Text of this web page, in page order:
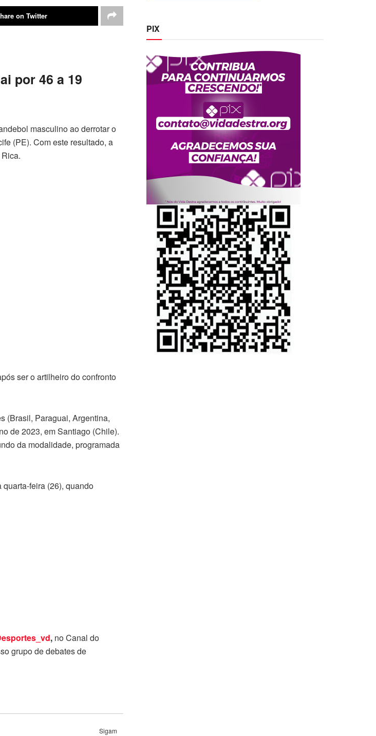
on Twitter
por 46 a 19
masculino ao derrotar o
(PE). Com este resultado, a
ser o artilheiro do confronto
(Brasil, Paraguai, Argentina,
de 2023, em Santiago (Chile).
da modalidade, programada
feira (26), quando
, no Canal do
grupo de debates de
Sigam
PIX